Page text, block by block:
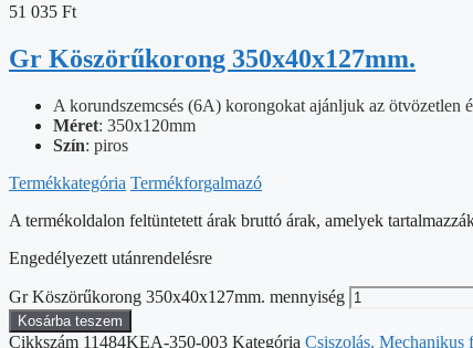
51 035 Ft
Gr Köszörűkorong 350x40x127mm.
A korundszemcsés (6A) korongokat ajánljuk az ötvözetlen
Méret: 350x120mm
Szín: piros
Termékkategória Termékforgalmazó
A termékoldalon feltüntetett árak bruttó árak, amelyek
Engedélyezett utánrendelésre
Gr Köszörűkorong 350x40x127mm. mennyiség
Kosárba teszem
Cikkszám 11484KEA-350-003 Kategória Csiszolás, Mechanikus